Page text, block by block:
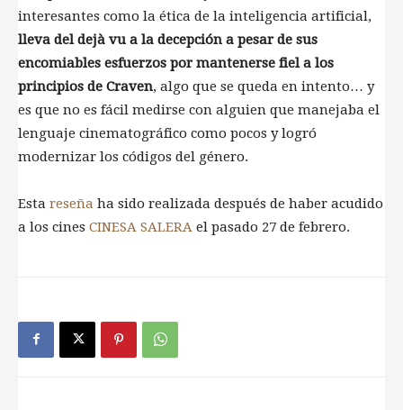
interesantes como la ética de la inteligencia artificial,
lleva del dejà vu a la decepción a pesar de sus
encomiables esfuerzos por mantenerse fiel a los
principios de Craven, algo que se queda en intento… y
es que no es fácil medirse con alguien que manejaba el
lenguaje cinematográfico como pocos y logró
modernizar los códigos del género.
Esta reseña ha sido realizada después de haber acudido
a los cines CINESA SALERA el pasado 27 de febrero.